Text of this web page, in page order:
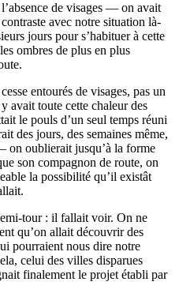
de visages — on avait
avec notre situation là-
jours pour s’habituer à cette
ombres de plus en plus
entourés de visages, pas un
avait toute cette chaleur des
le pouls d’un seul temps réuni
des jours, des semaines même,
on oublierait jusqu’à la forme
son compagnon de route, on
la possibilité qu’il existât
tour : il fallait voir. On ne
qu’on allait découvrir des
pourraient nous dire notre
celui des villes disparues
finalement le projet établi par